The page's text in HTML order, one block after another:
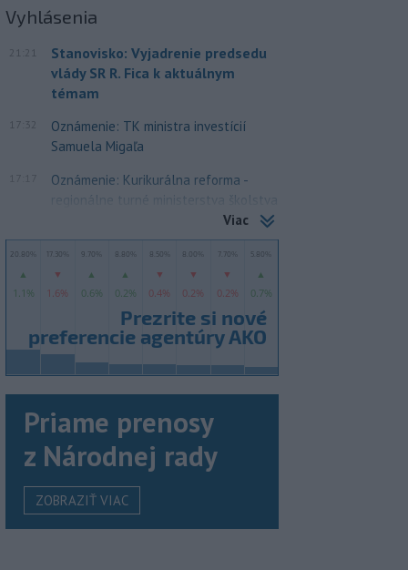
Vyhlásenia
21:21
Stanovisko: Vyjadrenie predsedu
vlády SR R. Fica k aktuálnym
témam
17:32
Oznámenie: TK ministra investícií
Samuela Migaľa
Oznámenie: Kurikurálna reforma -
regionálne turné ministerstva školstva
Viac
Priame prenosy
z Národnej rady
ZOBRAZIŤ VIAC